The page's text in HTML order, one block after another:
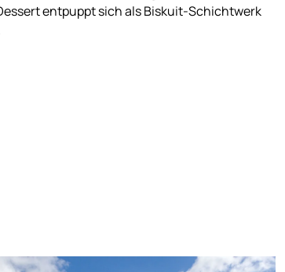
entpuppt sich als Biskuit-Schichtwerk